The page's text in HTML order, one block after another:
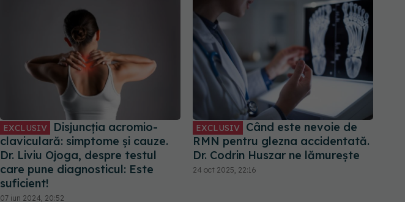
EXCLUSIV
Disjuncția acromio-
claviculară: simptome și cauze.
Dr. Liviu Ojoga, despre testul
care pune diagnosticul: Este
suficient!
07 iun 2024, 20:52
EXCLUSIV
Când este nevoie de
RMN pentru glezna accidentată.
Dr. Codrin Huszar ne lămurește
24 oct 2025, 22:16